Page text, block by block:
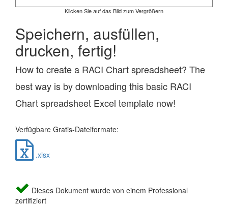
Klicken Sie auf das Bild zum Vergrößern
Speichern, ausfüllen,
drucken, fertig!
How to create a RACI Chart spreadsheet? The
best way is by downloading this basic RACI
Chart spreadsheet Excel template now!
Verfügbare Gratis-Dateiformate:
.xlsx
Dieses Dokument wurde von einem Professional
zertifiziert